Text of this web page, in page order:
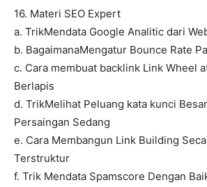
16. Materi SEO Expert
a. TrikMendata Google Analitic dari
b. BagaimanaMengatur Bounce Rate
c. Cara membuat backlink Link Wheel
Berlapis
d. TrikMelihat Peluang kata kunci
Persaingan Sedang
e. Cara Membangun Link Building
Terstruktur
f. Trik Mendata Spamscore Dengan